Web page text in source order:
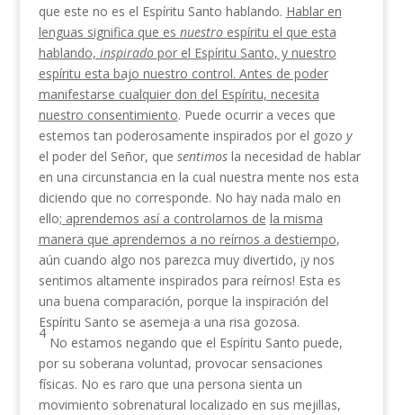
que este no es el Espíritu Santo hablando. Hablar en
lenguas significa que es nuestro espíritu el que esta
hablando, inspira­do por el Espíritu Santo, y nuestro
espíritu esta bajo nuestro control. Antes de poder
manifestarse cualquier don del Espíritu, necesita
nuestro consentimiento. Pue­de ocurrir a veces que
estemos tan poderosamente ins­pirados por el gozo y
el poder del Señor, que sentimos la necesidad de hablar
en una circunstancia en la cual nuestra mente nos esta
diciendo que no corresponde. No hay nada malo en
ello; aprendemos así a contro­larnos de la misma
manera que aprendemos a no reírnos a destiempo,
aún cuando algo nos parezca muy divertido, ¡y nos
sentimos altamente inspirados para reírnos! Esta es
una buena comparación, porque la inspiración del
Espíritu Santo se asemeja a una risa gozosa.
4
No estamos negando que el Espíritu Santo puede,
por su soberana voluntad, provocar sensaciones
físicas. No es raro que una persona sienta un
movimiento sobrenatural localizado en sus mejillas,